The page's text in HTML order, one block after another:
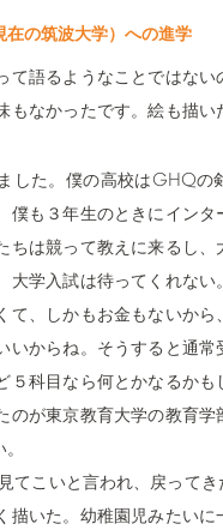
の筑波大学）への進学
て語るようなことではな
もなかったです。絵も描
した。僕の高校はGHQの
も３年生のときにインタ
ちは競って教えに来るし
大学入試は待ってくれな
て、しかもお金もないか
いからね。そうすると通
科目なら何とかなるかも
のが東京教育大学の教育
てこいと言われ、戻って
描いた。幼稚園児みたい